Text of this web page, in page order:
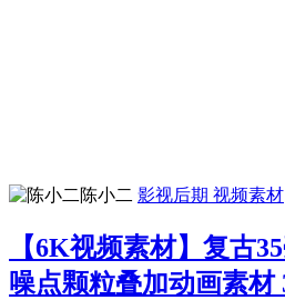
陈小二 影视后期 视频素材
【6K视频素材】复古
噪点颗粒叠加动画素材